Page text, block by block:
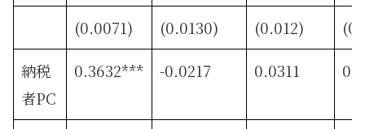
(0.0071) (0.0130) (0.012)
納税
者PC
0.3632*** -0.0217 0.0311